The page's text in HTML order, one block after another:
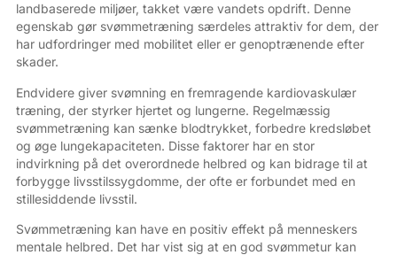
landbaserede miljøer, takket være vandets opdrift. Denne
egenskab gør svømmetræning særdeles attraktiv for dem, der
har udfordringer med mobilitet eller er genoptrænende efter
skader.
Endvidere giver svømning en fremragende kardiovaskulær
træning, der styrker hjertet og lungerne. Regelmæssig
svømmetræning kan sænke blodtrykket, forbedre kredsløbet
og øge lungekapaciteten. Disse faktorer har en stor
indvirkning på det overordnede helbred og kan bidrage til at
forbygge livsstilssygdomme, der ofte er forbundet med en
stillesiddende livsstil.
Svømmetræning kan have en positiv effekt på menneskers
mentale helbred. Det har vist sig at en god svømmetur kan